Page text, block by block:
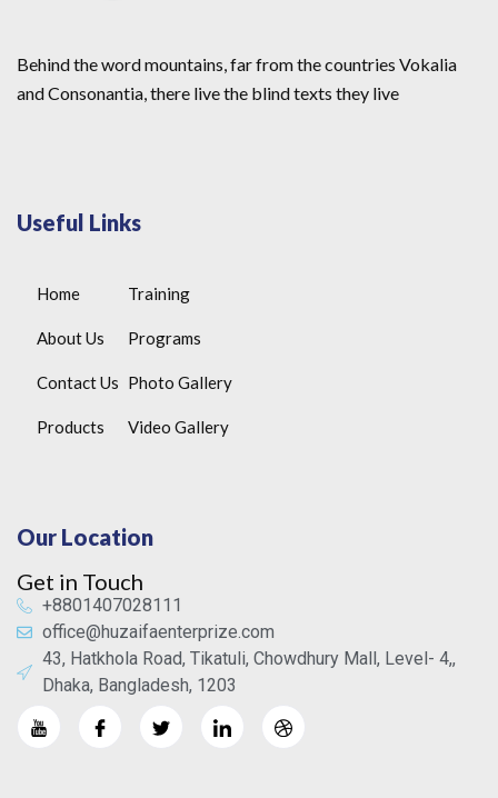
Behind the word mountains, far from the countries Vokalia
and Consonantia, there live the blind texts they live
Useful Links
Home
About Us
Contact Us
Products
Training
Programs
Photo Gallery
Video Gallery
Our Location
Get in Touch
+8801407028111
office@huzaifaenterprize.com
43, Hatkhola Road, Tikatuli, Chowdhury Mall, Level- 4,,
Dhaka, Bangladesh, 1203